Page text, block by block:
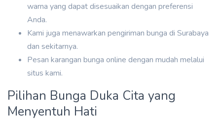
warna yang dapat disesuaikan dengan preferensi
Anda.
Kami juga menawarkan pengiriman bunga di Surabaya
dan sekitarnya.
Pesan karangan bunga online dengan mudah melalui
situs kami.
Pilihan Bunga Duka Cita yang
Menyentuh Hati